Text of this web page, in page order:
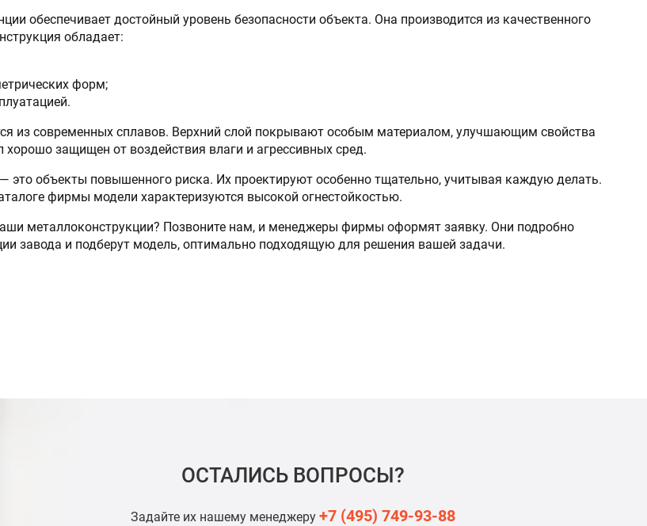
обеспечивает достойный уровень безопасности объекта. Она производится из качественного
обладает:
форм;
из современных сплавов. Верхний слой покрывают особым материалом, улучшающим свойства
хорошо защищен от воздействия влаги и агрессивных сред.
это объекты повышенного риска. Их проектируют особенно тщательно, учитывая каждую делать.
фирмы модели характеризуются высокой огнестойкостью.
металлоконструкции? Позвоните нам, и менеджеры фирмы оформят заявку. Они подробно
завода и подберут модель, оптимально подходящую для решения вашей задачи.
ОСТАЛИСЬ ВОПРОСЫ?
Задайте их нашему менеджеру +7 (495) 749-93-88